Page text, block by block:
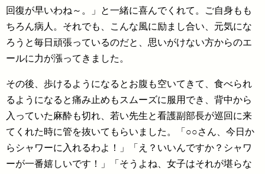
回復が早いわね～。」と一緒に喜んでくれて。ご自身もも
ちろん病人。それでも、こんな風に励まし合い、元気にな
ろうと毎日頑張っているのだと、思いがけない方からのエ
ールに力が漲ってきました。
その後、歩けるようになるとお腹も空いてきて、食べられ
るようになると痛み止めもスムーズに服用でき、背中から
入っていた麻酔も切れ、若い先生と看護副部長が巡回に来
てくれた時に管を抜いてもらいました。「○○さん、今日か
らシャワーに入れるわよ！」「え？いいんですか？シャワ
ーが一番嬉しいです！」「そうよね、女子はそれが堪らな